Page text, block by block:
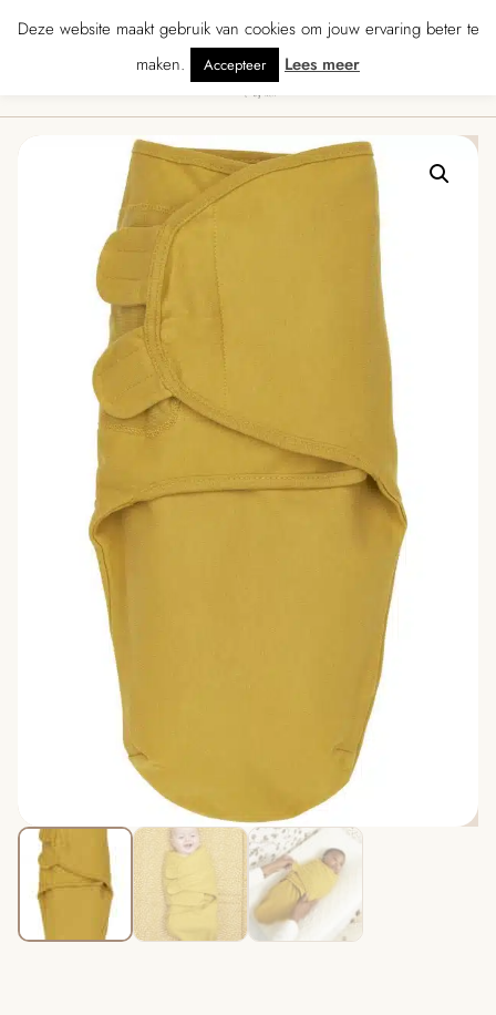
· Gratis verzending vanaf € 70 · Gratis kaartje met je bestelling •
Deze website maakt gebruik van cookies om jouw ervaring beter te
maken.
Accepteer Lees meer